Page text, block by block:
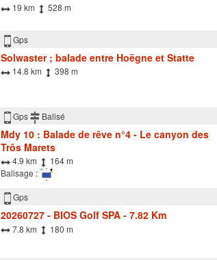
19 km 528 m
Gps
Solwaster ; balade entre Hoëgne et Statte
14.8 km 398 m
Gps Balisé
Mdy 10 : Balade de rêve n°4 - Le canyon des
Trôs Marets
4.9 km
164 m
Balisage :
Gps
20260727 - BIOS Golf SPA - 7.82 Km
7.8 km 180 m